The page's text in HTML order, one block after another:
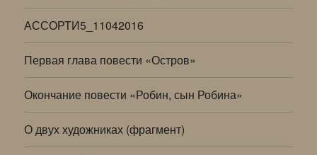
АССОРТИ5_11042016
Первая глава повести «Остров»
Окончание повести «Робин, сын Робина»
О двух художниках (фрагмент)